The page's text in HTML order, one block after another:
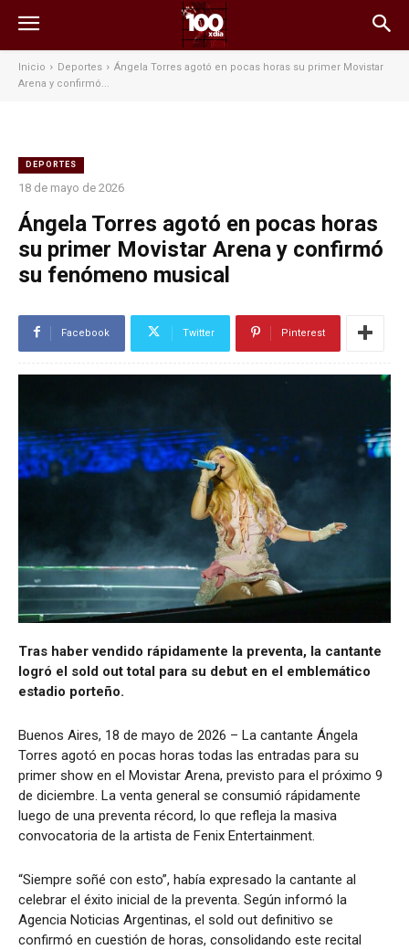
Inicio Deportes
Ángela Torres agotó en pocas horas su primer Movistar
Arena y confirmó...
DEPORTES
18 de mayo de 2026
Ángela Torres agotó en pocas horas
su primer Movistar Arena y confirmó
su fenómeno musical
Facebook Twitter Pinterest
Tras haber vendido rápidamente la preventa, la cantante
logró el sold out total para su debut en el emblemático
estadio porteño.
Buenos Aires, 18 de mayo de 2026 – La cantante Ángela
Torres agotó en pocas horas todas las entradas para su
primer show en el Movistar Arena, previsto para el próximo 9
de diciembre. La venta general se consumió rápidamente
luego de una preventa récord, lo que refleja la masiva
convocatoria de la artista de Fenix Entertainment.
“Siempre soñé con esto”, había expresado la cantante al
celebrar el éxito inicial de la preventa. Según informó la
Agencia Noticias Argentinas, el sold out definitivo se
confirmó en cuestión de horas, consolidando este recital